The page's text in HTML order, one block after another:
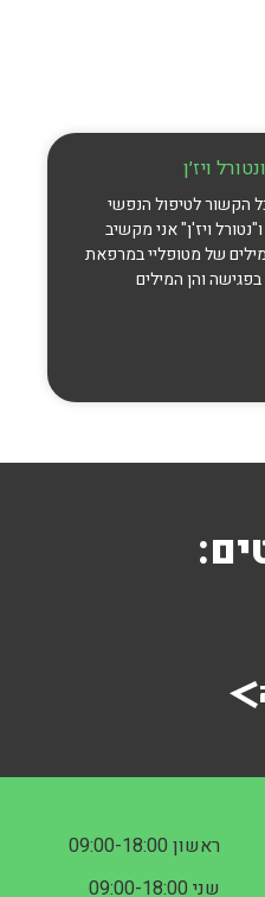
ויז׳ן
הקשור לטיפול הנפשי
ויז'ן" אני מקשיב
של מטופליי במרפאת
והן המילים
ראשון 09:00-18:00
שני 09:00-18:00